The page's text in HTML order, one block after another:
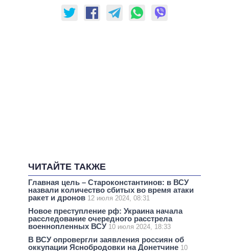
ЧИТАЙТЕ ТАКЖЕ
Главная цель – Староконстантинов: в ВСУ
назвали количество сбитых во время атаки
ракет и дронов 12 июля 2024, 08:31
Новое преступление рф: Украина начала
расследование очередного расстрела
военнопленных ВСУ 10 июля 2024, 18:33
В ВСУ опровергли заявления россиян об
оккупации Яснобродовки на Донетчине 10